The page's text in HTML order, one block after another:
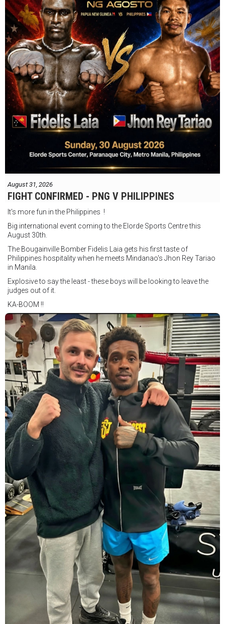
August 31, 2026
FIGHT CONFIRMED - PNG V PHILIPPINES
It's more fun in the Philippines !
Big international event coming to the Elorde Sports Centre this
August 30th.
The Bougainville Bomber Fidelis Laia gets his first taste of
Philippines hospitality when he meets Mindanao's Jhon Rey Tariao
in Manila.
Explosive to say the least - these boys will be looking to leave the
judges out of it.
KA-BOOM !!